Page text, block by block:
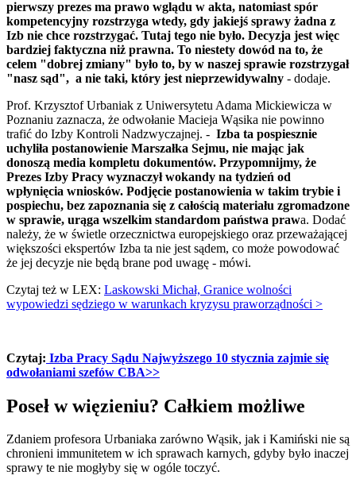
pierwszy prezes ma prawo wglądu w akta, natomiast spór
kompetencyjny rozstrzyga wtedy, gdy jakiejś sprawy żadna z
Izb nie chce rozstrzygać. Tutaj tego nie było. Decyzja jest więc
bardziej faktyczna niż prawna. To niestety dowód na to, że
celem "dobrej zmiany" było to, by w naszej sprawie rozstrzygał
"nasz sąd", a nie taki, który jest nieprzewidywalny - dodaje.
Prof. Krzysztof Urbaniak z Uniwersytetu Adama Mickiewicza w
Poznaniu zaznacza, że odwołanie Macieja Wąsika nie powinno
trafić do Izby Kontroli Nadzwyczajnej. - Izba ta pospiesznie
uchyliła postanowienie Marszałka Sejmu, nie mając jak
donoszą media kompletu dokumentów. Przypomnijmy, że
Prezes Izby Pracy wyznaczył wokandy na tydzień od
wpłynięcia wniosków. Podjęcie postanowienia w takim trybie i
pospiechu, bez zapoznania się z całością materiału zgromadzone
w sprawie, urąga wszelkim standardom państwa prawa. Dodać
należy, że w świetle orzecznictwa europejskiego oraz przeważającej
większości ekspertów Izba ta nie jest sądem, co może powodować
że jej decyzje nie będą brane pod uwagę - mówi.
Czytaj też w LEX: Laskowski Michał, Granice wolności
wypowiedzi sędziego w warunkach kryzysu praworządności >
Czytaj: Izba Pracy Sądu Najwyższego 10 stycznia zajmie się
odwołaniami szefów CBA>>
Poseł w więzieniu? Całkiem możliwe
Zdaniem profesora Urbaniaka zarówno Wąsik, jak i Kamiński nie są
chronieni immunitetem w ich sprawach karnych, gdyby było inaczej
sprawy te nie mogłyby się w ogóle toczyć.